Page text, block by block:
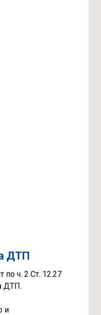
ДТП
по ч. 2 Ст. 12.27
ДТП.
и